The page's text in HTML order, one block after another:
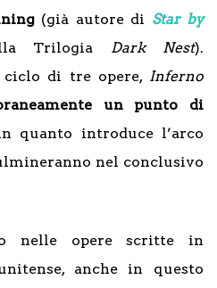
(già autore di Star by
Trilogia Dark Nest).
ciclo di tre opere, Inferno
un punto di
quanto introduce l’arco
nel conclusivo
nelle opere scritte in
anche in questo